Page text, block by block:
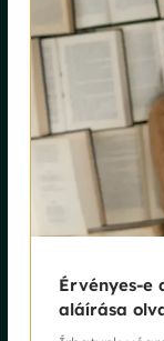
Érvényes-e
aláírása